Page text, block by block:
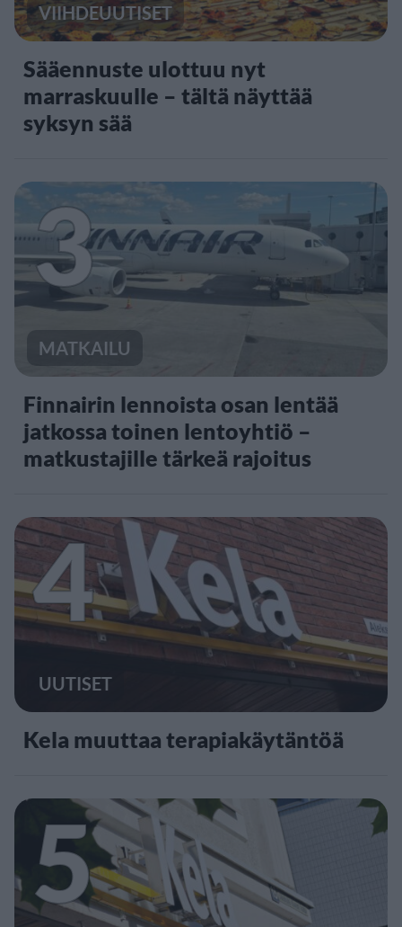
VIIHDEUUTISET
Sääennuste ulottuu nyt
marraskuulle – tältä näyttää
syksyn sää
3
MATKAILU
Finnairin lennoista osan lentää
jatkossa toinen lentoyhtiö –
matkustajille tärkeä rajoitus
4
UUTISET
Kela muuttaa terapiakäytäntöä
5